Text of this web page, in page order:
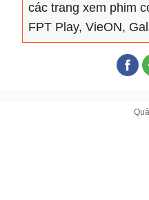
các trang xem phim
FPT Play, VieON,